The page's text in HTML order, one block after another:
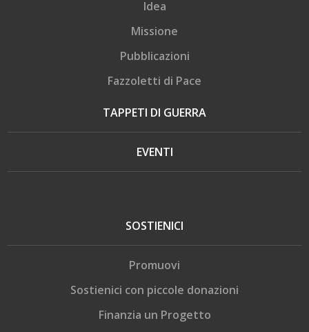
Idea
Missione
Pubblicazioni
Fazzoletti di Pace
TAPPETI DI GUERRA
EVENTI
SOSTIENICI
Promuovi
Sostienici con piccole donazioni
Finanzia un Progetto